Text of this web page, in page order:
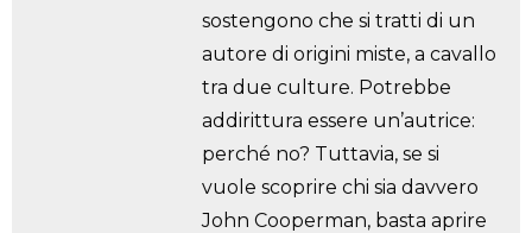
sostengono che si tratti di un
autore di origini miste, a cavallo
tra due culture. Potrebbe
addirittura essere un’autrice:
perché no? Tuttavia, se si
vuole scoprire chi sia davvero
John Cooperman, basta aprire